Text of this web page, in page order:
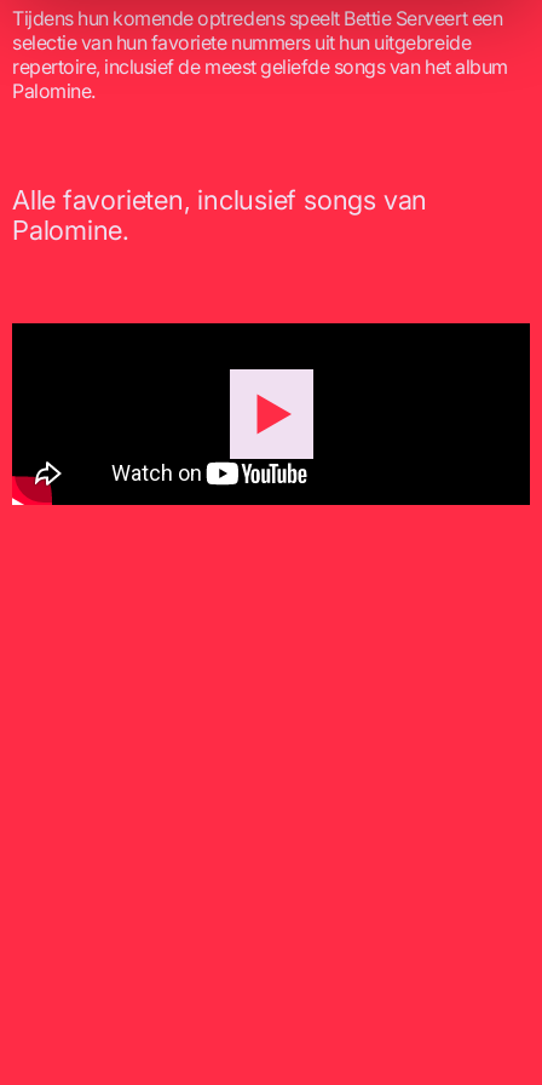
Tijdens hun komende optredens speelt Bettie Serveert een
selectie van hun favoriete nummers uit hun uitgebreide
repertoire, inclusief de meest geliefde songs van het album
Palomine.
Alle favorieten, inclusief songs van
Palomine.